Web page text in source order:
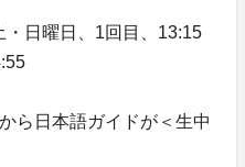
・日曜日、1回目、13:15
ら日本語ガイドが＜生中